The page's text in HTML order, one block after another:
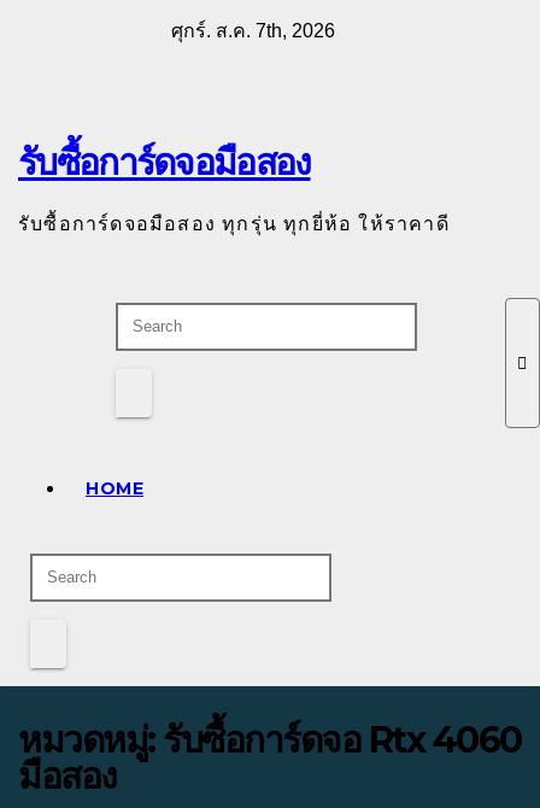
ศุกร์. ส.ค. 7th, 2026
รับซื้อการ์ดจอมือสอง
รับซื้อการ์ดจอมือสอง ทุกรุ่น ทุกยี่ห้อ ให้ราคาดี
HOME
หมวดหมู่: รับซื้อการ์ดจอ Rtx 4060
มือสอง